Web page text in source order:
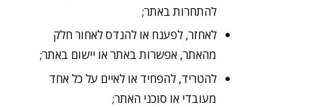
להתחרות באתר;
לאחזר, לפענח או להנדס לאחור חלק
מהאתר, אפשרות באתר או יישום באתר;
להטריד, להפחיד או לאיים על כל אחד
מעובדי או סוכני האתר;